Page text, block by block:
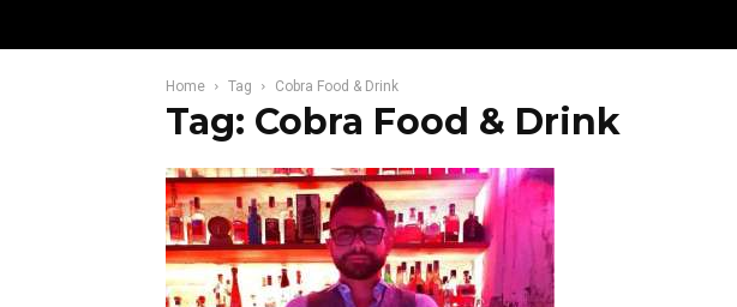
Home Tag Cobra Food & Drink
Tag: Cobra Food & Drink